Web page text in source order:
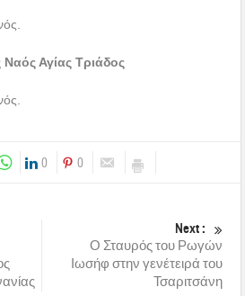
Ναός Αγίας Τριάδος
0 0
Next :
Ο Σταυρός του Ρωγών
Ιωσήφ στην γενέτειρά του
Τσαριτσάνη